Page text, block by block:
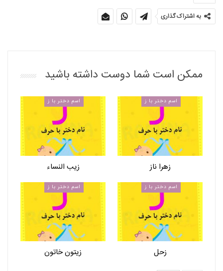
به اشتراک گذاری
ممکن است شما دوست داشته باشید
اسم دختر با ز
زهرا ناز
اسم دختر با ز
زیب النساء
اسم دختر با ز
زحل
اسم دختر با ز
زیتون خاتون